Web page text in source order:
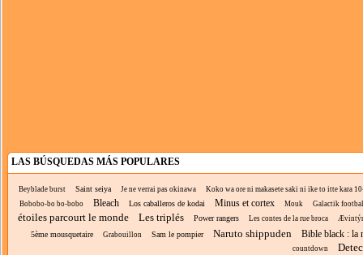
LAS BÚSQUEDAS MÁS POPULARES
Beyblade burst Saint seiya Je ne verrai pas okinawa
Koko wa ore ni makasete saki ni ike to itte kara
Bobobo-bo bo-bobo
Bleach Los caballeros de kodai Minus et cortex Mouk Galactik
étoiles parcourt le monde Les triplés Power rangers Les contes de la rue broca
5ème mousquetaire Grabouillon Sam le pompier Naruto shippuden Bible black : la
countdown